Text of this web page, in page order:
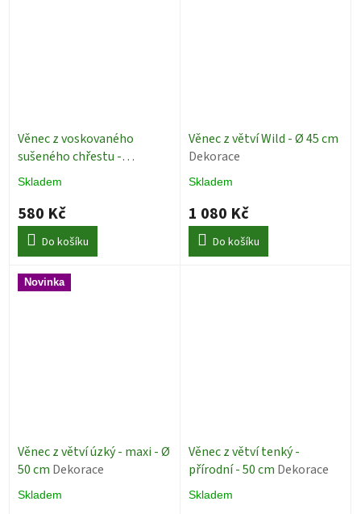
Věnec z voskovaného
sušeného chřestu -
Asparagus bělený - Ø 28
Dekorace
Skladem
580 Kč
Do košíku
Věnec z větví Wild - Ø 45 cm
Dekorace
Skladem
1 080 Kč
Do košíku
Novinka
Věnec z větví úzký - maxi - Ø
50 cm Dekorace
Skladem
Věnec z větví tenký -
přírodní - 50 cm Dekorace
Skladem